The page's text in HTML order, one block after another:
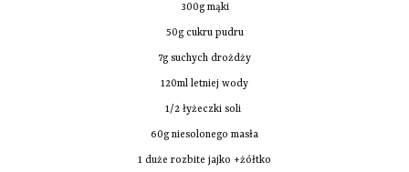
300g mąki
50g cukru pudru
7g suchych drożdży
120ml letniej wody
1/2 łyżeczki soli
60g niesolonego masła
1 duże rozbite jajko +żółtko